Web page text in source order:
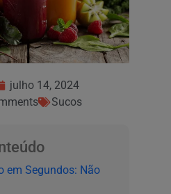
julho 14, 2024
Sucos
em Segundos: Não